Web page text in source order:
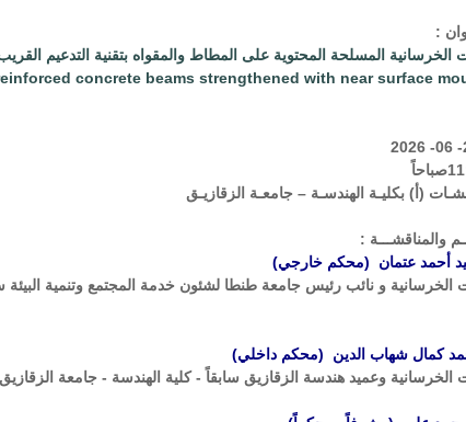
:
المسلحة المحتوية على المطاط والمقواه بتقنية التدعيم
concrete beams strengthened with near surface
(أ) بكليـة الهندسـة – جامعـة الزقازيـق
والمناقشـــة :
أحمد عتمان (محكم خارجي)
الخرسانية و نائب رئيس جامعة طنطا لشئون خدمة المجتمع وتنمية البيئة
كمال شهاب الدين (محكم داخلي)
الخرسانية وعميد هندسة الزقازيق سابقاً - كلية الهندسة - جامعة